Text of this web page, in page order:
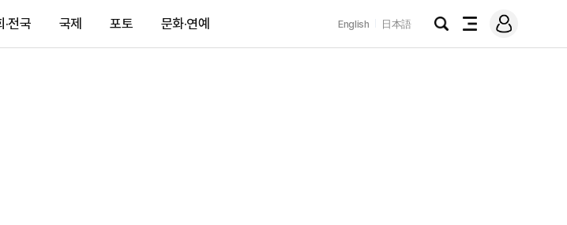
·전국 국제 포토 문화·연예 English 日本語
검
전
메
그